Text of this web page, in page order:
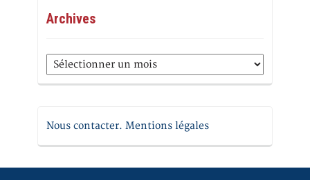
Archives
Archives
Nous contacter. Mentions légales